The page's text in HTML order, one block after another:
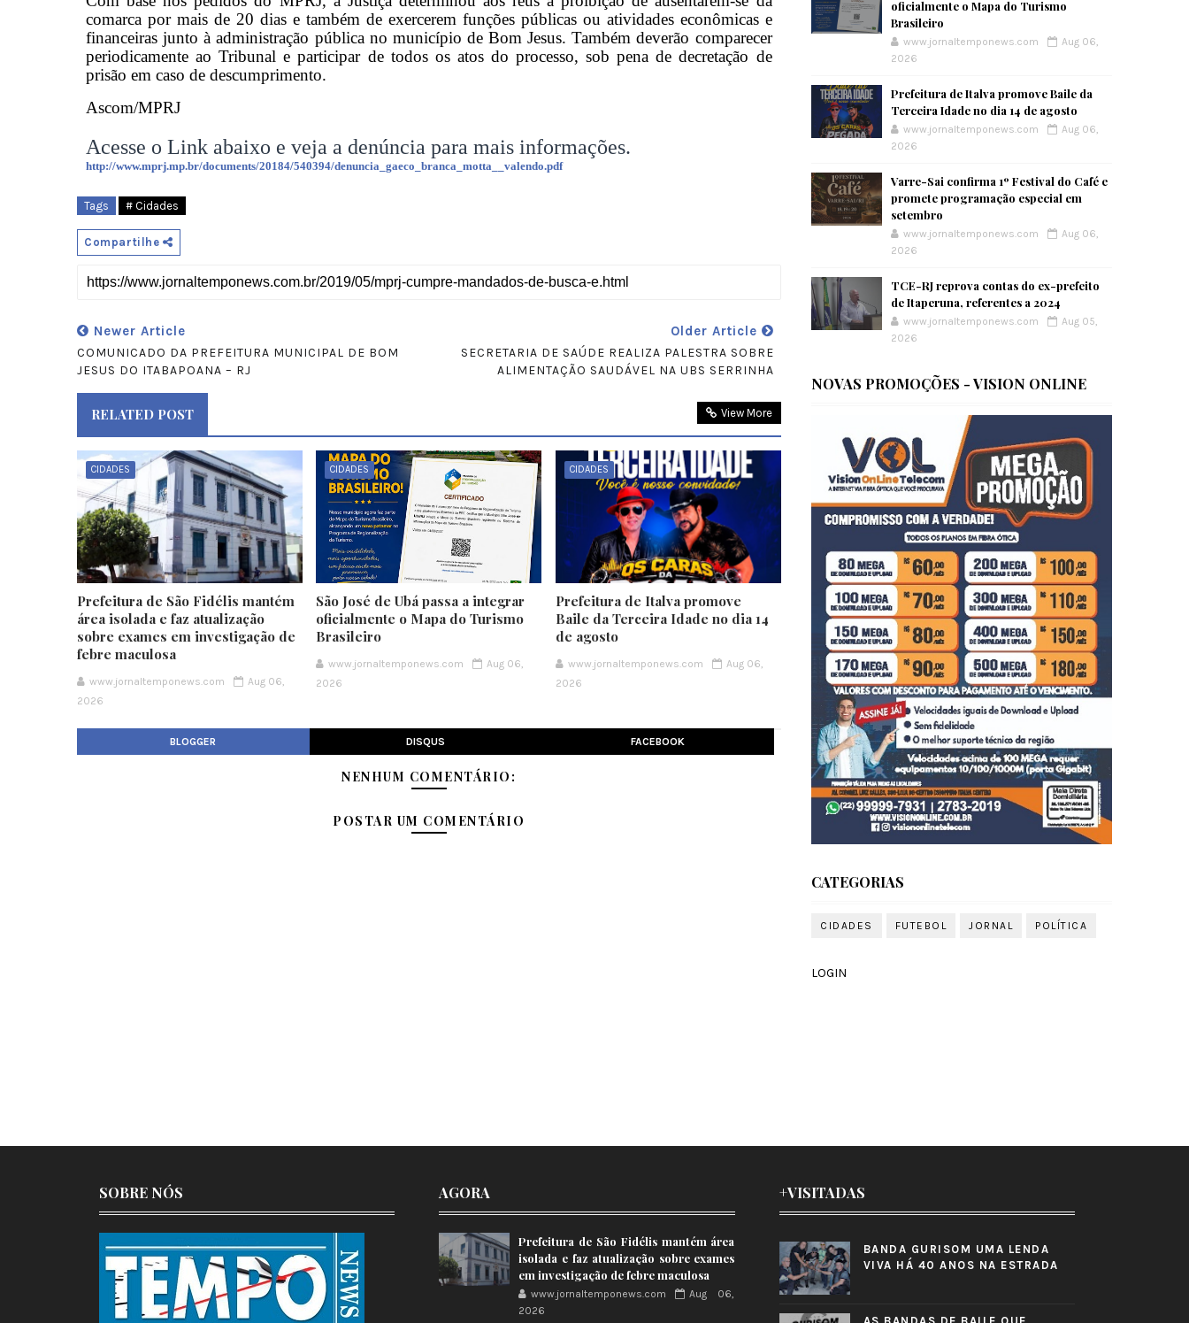
comarca por mais de 20 dias e também de exercerem funções públicas ou atividades econômicas e
financeiras junto à administração pública no município de Bom Jesus. Também deverão comparecer
periodicamente ao Tribunal e participar de todos os atos do processo, sob pena de decretação de
prisão em caso de descumprimento.
Ascom/MPRJ
Acesse o Link abaixo e veja a denúncia para mais informações.
http://www.mprj.mp.br/documents/20184/540394/denuncia_gaeco_branca_motta__valendo.pdf
Tags # Cidades
Compartilhe
Newer Article
COMUNICADO DA PREFEITURA MUNICIPAL DE BOM
JESUS DO ITABAPOANA – RJ
Older Article
SECRETARIA DE SAÚDE REALIZA PALESTRA SOBRE
ALIMENTAÇÃO SAUDÁVEL NA UBS SERRINHA
RELATED POST View More
CIDADES
Prefeitura de São Fidélis mantém
área isolada e faz atualização
sobre exames em investigação de
febre maculosa
www.jornaltemponews.com
Aug 06,
2026
CIDADES
São José de Ubá passa a integrar
oficialmente o Mapa do Turismo
Brasileiro
www.jornaltemponews.com
Aug 06,
2026
CIDADES
Prefeitura de Italva promove
Baile da Terceira Idade no dia 14
de agosto
www.jornaltemponews.com
Aug 06,
2026
BLOGGER DISQUS FACEBOOK
NENHUM COMENTÁRIO:
POSTAR UM COMENTÁRIO
oficialmente o Mapa do Turismo
Brasileiro
www.jornaltemponews.com
Aug 06,
2026
Prefeitura de Italva promove Baile da
Terceira Idade no dia 14 de agosto
www.jornaltemponews.com
Aug 06,
2026
Varre-Sai confirma 1º Festival do Café e
promete programação especial em
setembro
www.jornaltemponews.com
Aug 06,
2026
TCE-RJ reprova contas do ex-prefeito
de Itaperuna, referentes a 2024
www.jornaltemponews.com
Aug 05,
2026
NOVAS PROMOÇÕES - VISION ONLINE
CATEGORIAS
CIDADES FUTEBOL JORNAL POLÍTICA
LOGIN
SOBRE NÓS AGORA
Prefeitura de São Fidélis mantém área
isolada e faz atualização sobre exames
em investigação de febre maculosa
www.jornaltemponews.com
Aug 06,
2026
+VISITADAS
BANDA GURISOM UMA LENDA
VIVA HÁ 40 ANOS NA ESTRADA